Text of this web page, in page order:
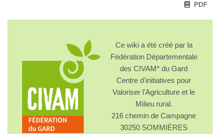
PDF
Ce wiki a été créé par la
Fédération Départementale
des CIVAM* du Gard
Centre d'initiatives pour
Valoriser l'Agriculture et le
Milieu rural.
216 chemin de Campagne
30250 SOMMIÈRES